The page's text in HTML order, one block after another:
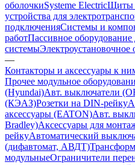
оболочкиSysteme ElectricЩиты
устройства для
подключенияСистемы и
работПассивное
системыЭлектроустановочное
—
Контакторы и аксессуары к
Прочее модульное
(Hyundai)Авт. выключатели
(КЭАЗ)Розетки на DIN-рейку
аксессуары (EATON)Авт.
Bradley)Аксессуары для
рейкуАвтоматический
(дифавтомат, АВДТ)
модульныеОграничители